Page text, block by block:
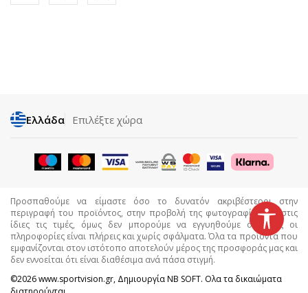
Ελλάδα Επιλέξτε χώρα
Προσπαθούμε να είμαστε όσο το δυνατόν ακριβέστεροι στην
περιγραφή του προϊόντος, στην προβολή της φωτογραφίας και στις
ίδιες τις τιμές, όμως δεν μπορούμε να εγγυηθούμε ότι όλες οι
πληροφορίες είναι πλήρεις και χωρίς σφάλματα. Όλα τα προϊόντα που
εμφανίζονται στον ιστότοπο αποτελούν μέρος της προσφοράς μας και
δεν εννοείται ότι είναι διαθέσιμα ανά πάσα στιγμή.
©2026www.sportvision.gr, ΔημιουργίαNB SOFT. Ολα τα δικαιώματα